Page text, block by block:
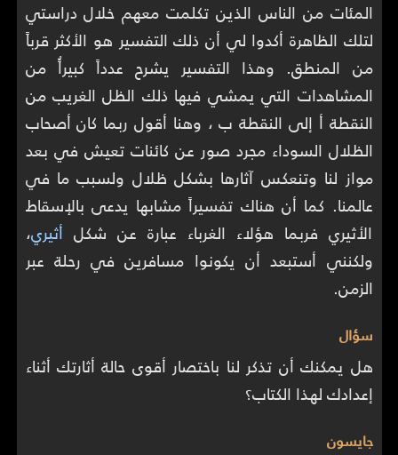
المئات من الناس الذين تكلمت معهم خلال دراستي
لتلك الظاهرة أكدوا لي أن ذلك التفسير هو الأكثر قرباً
من المنطق. وهذا التفسير يشرح عدداً كبيراًُ من
المشاهدات التي يمشي فيها ذلك الظل الغريب من
النقطة أ إلى النقطة ب ، وهنا أقول ربما كان أصحاب
الظلال السوداء مجرد صور عن كائنات تعيش في بعد
مواز لنا وتنعكس آثارها بشكل ظلال ولسبب ما في
عالمنا. كما أن هناك تفسيراً مشابها يدعى بالإسقاط
الأثيري فربما هؤلاء الغرباء عبارة عن شكل أثيري،
ولكنني أستبعد أن يكونوا مسافرين في رحلة عبر
الزمن.
سؤال
هل يمكنك أن تذكر لنا باختصار أقوى حالة أثارتك أثناء
إعدادك لهذا الكتاب؟
جايسون